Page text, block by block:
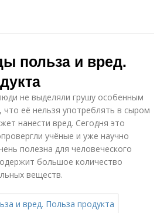
польза и вред.
не выделяли грушу особенным
что её нельзя употреблять в сыром
нанести вред. Сегодня это
учёные и уже научно
полезна для человеческого
большое количество
веществ.